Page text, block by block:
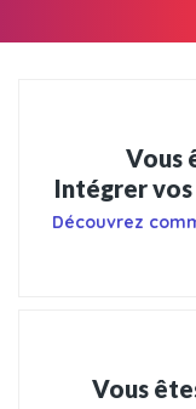
Vous
Intégrer
Découvrez
Vous